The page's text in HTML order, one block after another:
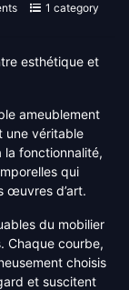
1 category
esthétique et
ameublement
une véritable
la fonctionnalité,
qui
œuvres d’art.
du mobilier
Chaque courbe,
choisis
et suscitent